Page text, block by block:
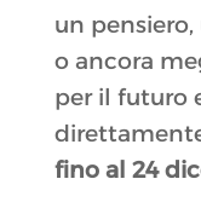
un
o ancora
per il futuro
fino al 24